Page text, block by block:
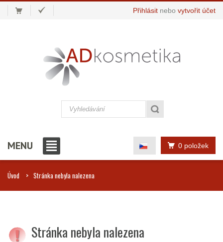
Přihlásit nebo vytvořit účet
0 položek
MENU
Úvod Stránka nebyla nalezena
Stránka nebyla nalezena